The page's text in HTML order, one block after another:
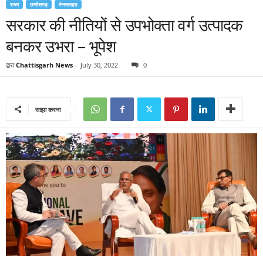
राज्य छत्तीसगढ़ मेनस्लाइड
सरकार की नीतियों से उपभोक्ता वर्ग उत्पादक
बनकर उभरा – भूपेश
द्वारा Chattisgarh News - July 30, 2022 0
साझा करना